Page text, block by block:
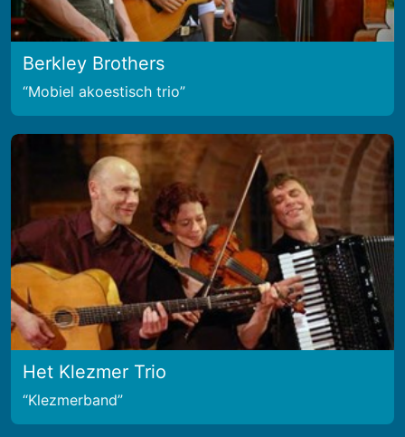
Berkley Brothers
Mobiel akoestisch trio
Het Klezmer Trio
Klezmerband